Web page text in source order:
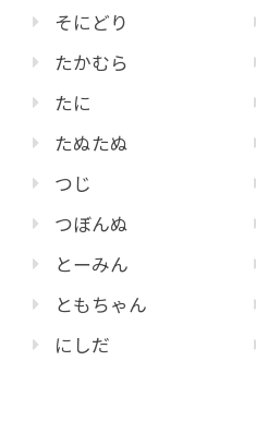
そにどり
たかむら
たに
たぬたぬ
つじ
つぼんぬ
とーみん
ともちゃん
にしだ